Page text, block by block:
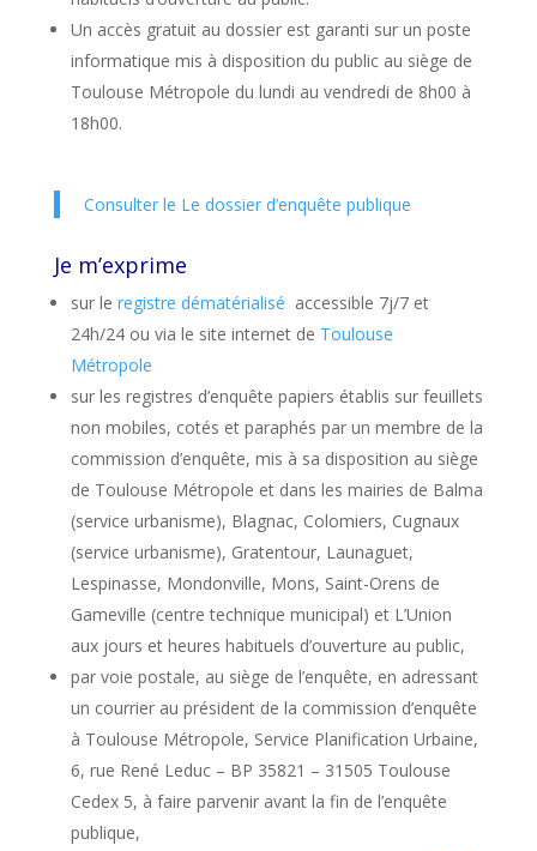
Un accès gratuit au dossier est garanti sur un poste
informatique mis à disposition du public au siège de
Toulouse Métropole du lundi au vendredi de 8h00 à
18h00.
Consulter le Le dossier d’enquête publique
Je m’exprime
sur le registre dématérialisé accessible 7j/7 et
24h/24 ou via le site internet de Toulouse
Métropole
sur les registres d’enquête papiers établis sur feuillets
non mobiles, cotés et paraphés par un membre de la
commission d’enquête, mis à sa disposition au siège
de Toulouse Métropole et dans les mairies de Balma
(service urbanisme), Blagnac, Colomiers, Cugnaux
(service urbanisme), Gratentour, Launaguet,
Lespinasse, Mondonville, Mons, Saint-Orens de
Gameville (centre technique municipal) et L’Union
aux jours et heures habituels d’ouverture au public,
par voie postale, au siège de l’enquête, en adressant
un courrier au président de la commission d’enquête
à Toulouse Métropole, Service Planification Urbaine,
6, rue René Leduc – BP 35821 – 31505 Toulouse
Cedex 5, à faire parvenir avant la fin de l’enquête
publique,